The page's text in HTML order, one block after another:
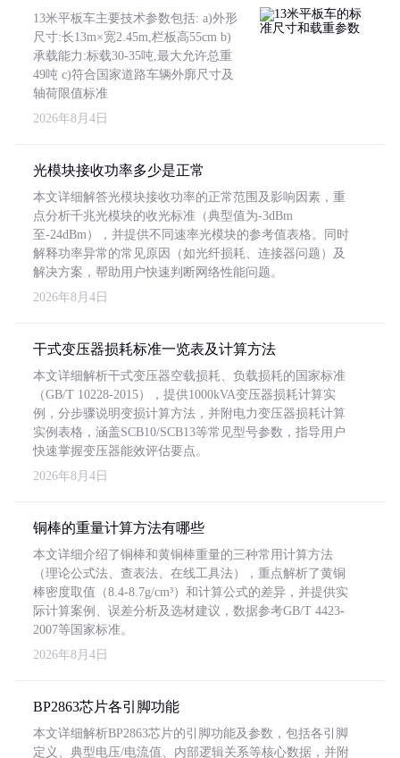
13米平板车主要技术参数包括: a)外形
尺寸:长13m×宽2.45m,栏板高55cm b)
承载能力:标载30-35吨,最大允许总重
49吨 c)符合国家道路车辆外廓尺寸及
轴荷限值标准
2026年8月4日
光模块接收功率多少是正常
本文详细解答光模块接收功率的正常范围及影响因素，重
点分析千兆光模块的收光标准（典型值为-3dBm
至-24dBm），并提供不同速率光模块的参考值表格。同时
解释功率异常的常见原因（如光纤损耗、连接器问题）及
解决方案，帮助用户快速判断网络性能问题。
2026年8月4日
干式变压器损耗标准一览表及计算方法
本文详细解析干式变压器空载损耗、负载损耗的国家标准
（GB/T 10228-2015），提供1000kVA变压器损耗计算实
例，分步骤说明变损计算方法，并附电力变压器损耗计算
实例表格，涵盖SCB10/SCB13等常见型号参数，指导用户
快速掌握变压器能效评估要点。
2026年8月4日
铜棒的重量计算方法有哪些
本文详细介绍了铜棒和黄铜棒重量的三种常用计算方法
（理论公式法、查表法、在线工具法），重点解析了黄铜
棒密度取值（8.4-8.7g/cm³）和计算公式的差异，并提供实
际计算案例、误差分析及选材建议，数据参考GB/T 4423-
2007等国家标准。
2026年8月4日
BP2863芯片各引脚功能
本文详细解析BP2863芯片的引脚功能及参数，包括各引脚
定义、典型电压/电流值、内部逻辑关系等核心数据，并附